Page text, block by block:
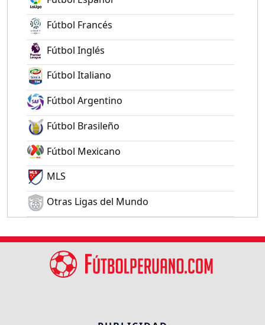
Fútbol Francés
Fútbol Inglés
Fútbol Italiano
Fútbol Argentino
Fútbol Brasileño
Fútbol Mexicano
MLS
Otras Ligas del Mundo